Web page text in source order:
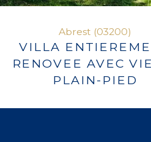
Abrest (03200)
VILLA
RENOVEE AVEC
PLAIN-PIED